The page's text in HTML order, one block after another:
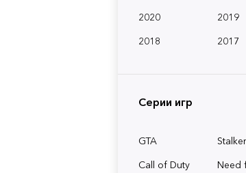
2020
2019
2018
2017
Серии игр
GTA
Stalker
Call of Duty
Need